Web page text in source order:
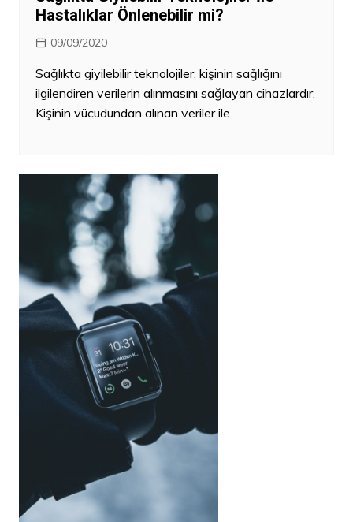
Hastalıklar Önlenebilir mi?
09/09/2020
Sağlıkta giyilebilir teknolojiler, kişinin sağlığını
ilgilendiren verilerin alınmasını sağlayan cihazlardır.
Kişinin vücudundan alınan veriler ile